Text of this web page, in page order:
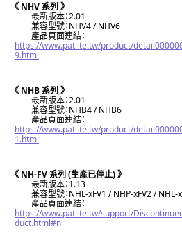
《 NHV 系列 》
最新版本：2.01
兼容型號：NHV4 / NHV6
產品頁面連結：
https://www.patlite.tw/product/
9.html
《 NHB 系列 》
最新版本：2.01
兼容型號：NHB4 / NHB6
產品頁面連結：
https://www.patlite.tw/product/
1.html
《 NH-FV 系列 (生產已停止) 》
最新版本：1.13
兼容型號：NHL-xFV1 / NHP-xFV2 / NHL-
產品頁面連結：
https://www.patlite.tw/support/
duct.html#n